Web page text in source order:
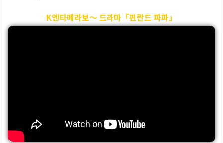
K엔타메라보～ 드라마「핀란드 파파」